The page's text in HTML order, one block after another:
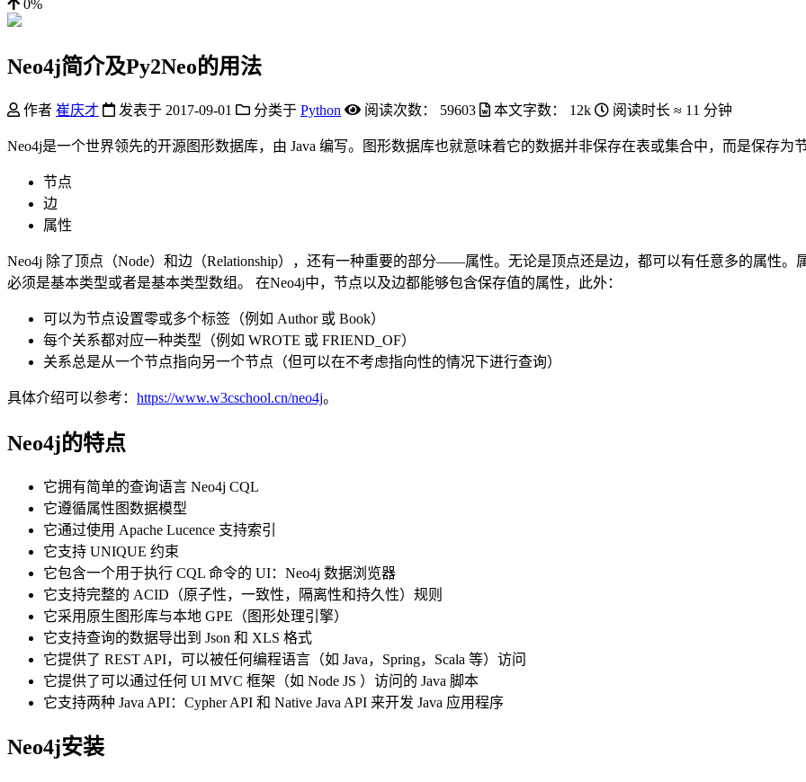
0%
Neo4j简介及Py2Neo的用法
作者 崔庆才 发表于 2017-09-01 分类于 Python 阅读次数： 59603 本文字数： 12k 阅读时长 ≈ 11 分钟
Neo4j是一个世界领先的开源图形数据库，由 Java 编写。图形数据库也就意味着它的数据并非保存在表或集合中，而是保存为
节点
边
属性
Neo4j 除了顶点（Node）和边（Relationship），还有一种重要的部分——属性。无论是顶点还是边，都可以有任意多的属性。
必须是基本类型或者是基本类型数组。 在Neo4j中，节点以及边都能够包含保存值的属性，此外：
可以为节点设置零或多个标签（例如 Author 或 Book）
每个关系都对应一种类型（例如 WROTE 或 FRIEND_OF）
关系总是从一个节点指向另一个节点（但可以在不考虑指向性的情况下进行查询）
具体介绍可以参考： https://www.w3cschool.cn/neo4j。
Neo4j的特点
它拥有简单的查询语言 Neo4j CQL
它遵循属性图数据模型
它通过使用 Apache Lucence 支持索引
它支持 UNIQUE 约束
它包含一个用于执行 CQL 命令的 UI：Neo4j 数据浏览器
它支持完整的 ACID（原子性，一致性，隔离性和持久性）规则
它采用原生图形库与本地 GPE（图形处理引擎）
它支持查询的数据导出到 Json 和 XLS 格式
它提供了 REST API，可以被任何编程语言（如 Java，Spring，Scala 等）访问
它提供了可以通过任何 UI MVC 框架（如 Node JS ）访问的 Java 脚本
它支持两种 Java API：Cypher API 和 Native Java API 来开发 Java 应用程序
Neo4j安装